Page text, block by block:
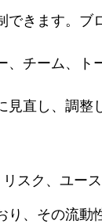
きます。ブ
チーム、ト
直し、調整
スク、ユース
、その流動